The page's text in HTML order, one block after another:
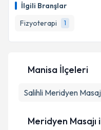
İlgili Branşlar
Fizyoterapi
1
Manisa İlçeleri
Salihli Meridyen
Meridyen Masajı